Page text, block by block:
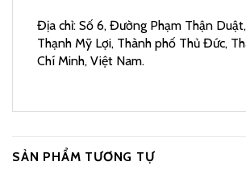
Địa chỉ: Số 6, Đường Phạm Thận
Thạnh Mỹ Lợi, Thành phố Thủ Đức,
Chí Minh, Việt Nam.
SẢN PHẨM TƯƠNG TỰ